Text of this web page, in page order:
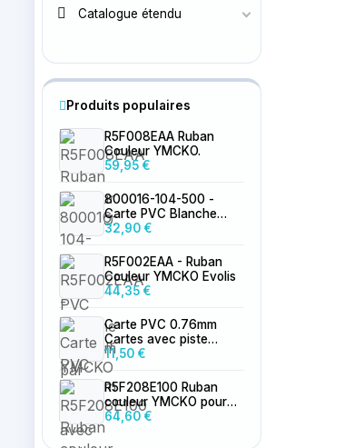
Catalogue étendu
Produits populaires
R5F008EAA Ruban
Couleur YMCKO.
59,95 €
800016-104-500 -
Carte PVC Blanche
0.76mm par 500
32,90 €
R5F002EAA - Ruban
Couleur YMCKO Evolis
44,35 €
Carte PVC 0.76mm
Cartes avec piste
magnétique LoCo
vierge
11,50 €
R5F208E100 Ruban
couleur YMCKO pour
Primacy 2
64,60 €